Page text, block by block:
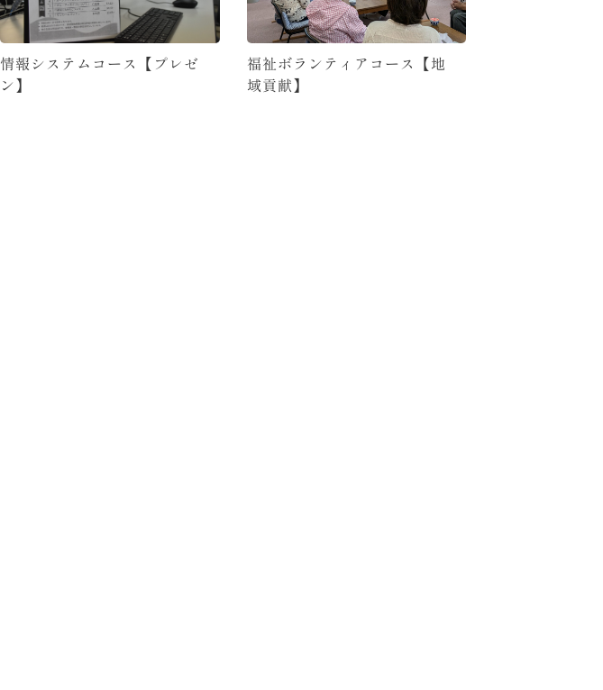
情報システムコース【プレゼ
ン】
福祉ボランティアコース【地
域貢献】